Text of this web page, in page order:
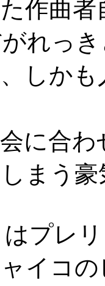
作曲
れっ
しか
に合
まう
はプレ
イコ